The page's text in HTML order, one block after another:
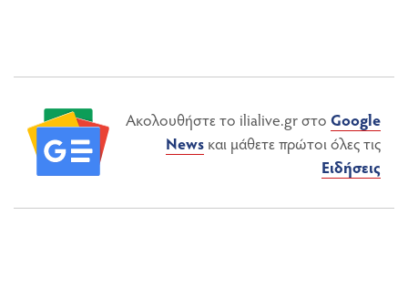
Ακολουθήστε το ilialive.gr στο Google
News και μάθετε πρώτοι όλες τις
Ειδήσεις